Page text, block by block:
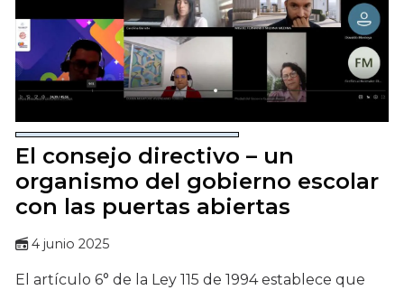
El consejo directivo – un
organismo del gobierno escolar
con las puertas abiertas
4 junio 2025
El artículo 6° de la Ley 115 de 1994 establece que